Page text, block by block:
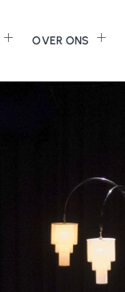
OVER ONS